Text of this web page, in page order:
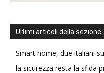
Ultimi articoli della sezione
Smart home, due italiani
la sicurezza resta la sfida